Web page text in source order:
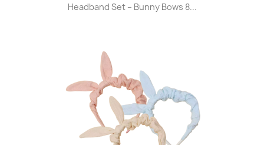
Headband Set – Bunny Bows 8...